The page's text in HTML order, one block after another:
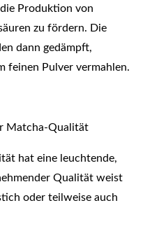
Produktion von
zu fördern. Die
dann gedämpft,
feinen Pulver vermahlen.
Matcha-Qualität
hat eine leuchtende,
Qualität weist
oder teilweise auch